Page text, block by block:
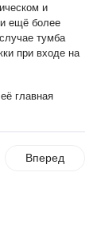
и
ещё более
тумба
при входе на
главная
Вперед